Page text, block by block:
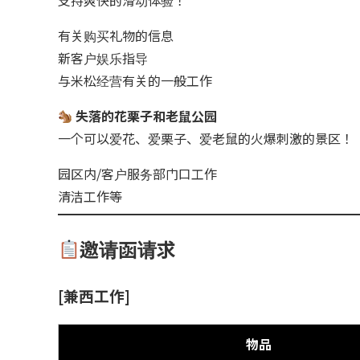
有关购买礼物的信息
新客户娱乐指导
与米松经营有关的一般工作
失落的花栗子和老鼠公园
一个可以爱花、爱栗子、爱老鼠的火爆刺激的景区！
园区内/客户服务部门口工作
清洁工作等
邀请函请求
[兼西工作]
物品